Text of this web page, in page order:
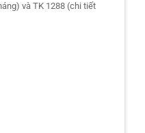
và TK 1288 (chi tiết